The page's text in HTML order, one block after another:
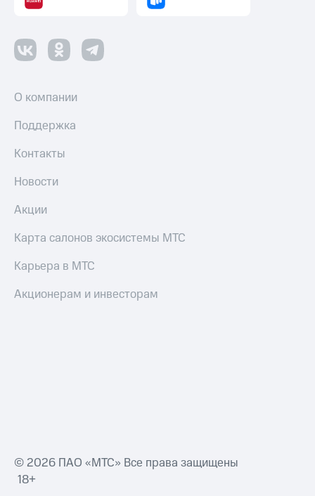
О компании
Поддержка
Контакты
Новости
Акции
Карта салонов экосистемы МТС
Карьера в МТС
Акционерам и инвесторам
© 2026 ПАО «МТС» Все права защищены
18+